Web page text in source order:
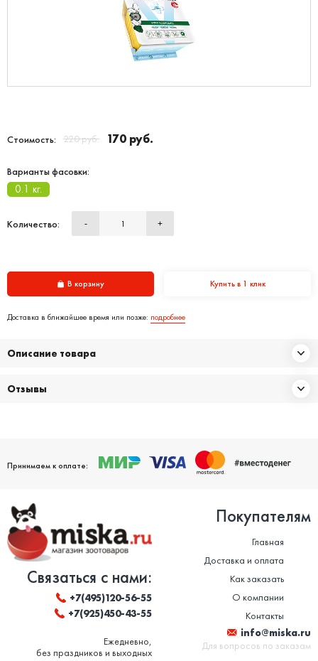
Стоимость: 220 руб. 170 руб.
Варианты фасовки:
0.1 кг.
Количество: - +
В корзину Купить в 1 клик
Доставка в ближайшее время или позже: подробнее
Описание товара
Отзывы
Принимаем к оплате:
Связаться с нами:
+7(495)120-56-55
+7(925)450-43-55
Ежедневно,
без праздников и выходных
Покупателям
Главная
Доставка и оплата
Как заказать
О компании
Контакты
info@miska.ru
Для вопросов по заказам